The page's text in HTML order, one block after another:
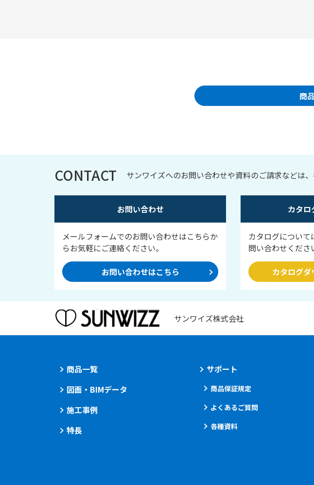
商
CONTACT サンワイズへのお問い合わせや資料のご請求などは
お問い合わせ
メールフォームでのお問い合わせはこちらか
らお気軽にご連絡ください。
お問い合わせはこちら
カタロ
カタログについ
問い合わせくださ
カタログダ
サンワイズ株式会社
商品一覧
図面・BIMデータ
施工事例
特長
サポート
商品保証規定
よくあるご質問
各種資料